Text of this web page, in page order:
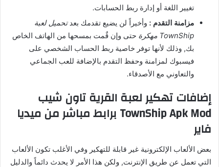
تغيير اللغة أو إدارة ربط الحسابات.
مزامنة التقدم : وأخيراً لن يضيع تقدمك بعدتحميل لعبة
TownShip مهكرة
حتى وإن قٌمت بمسحها من الهاتف الخاص
بك, وذلك لأنها توفر خاصية ربط الحساب الشخصي على
فيسبوك لمزامنة وحفظ التقدم بالإضافة للعب الجماعي
والتعاوني مع الأصدقاء.
إضافات تهكير لعبة القرية تاون شيب
TownShip Apk Mod برابط مباشر من ميديا
فاير
بعض الألعاب الإلكترونية غير قابلة للتهكير وفي الأغلب تكون الألعاب
التي تعمل عن طريق الإنترنت, ولكن هذا الأمر لا يحدث دائماً والدليل